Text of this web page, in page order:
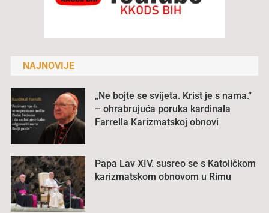
NAJNOVIJE
„Ne bojte se svijeta. Krist je s nama.“
– ohrabrujuća poruka kardinala
Farrella Karizmatskoj obnovi
Papa Lav XIV. susreo se s Katoličkom
karizmatskom obnovom u Rimu